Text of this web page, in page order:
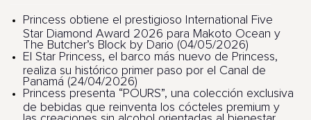
Princess obtiene el prestigioso International Five
Star Diamond Award 2026 para Makoto Ocean y
The Butcher’s Block by Dario (04/05/2026)
El Star Princess, el barco más nuevo de Princess,
realiza su histórico primer paso por el Canal de
Panamá (24/04/2026)
Princess presenta “POURS”, una colección exclusiva
de bebidas que reinventa los cócteles premium y